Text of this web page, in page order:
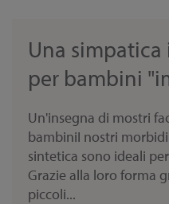
Una
per bambini
Un'insegna di mostri
bambiniI nostri
sintetica sono ideali
Grazie alla loro forma
piccoli...